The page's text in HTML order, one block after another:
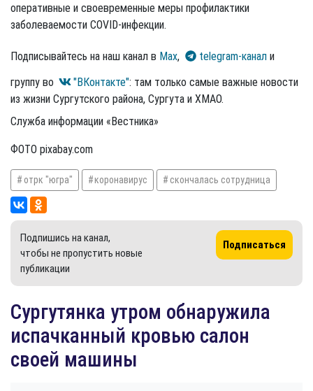
оперативные и своевременные меры профилактики
заболеваемости COVID-инфекции.
Подписывайтесь на наш канал в Max, telegram-канал и
группу во
"ВКонтакте": там только самые важные новости
из жизни Сургутского района, Сургута и ХМАО.
Служба информации «Вестника»
ФОТО pixabay.com
отрк "югра" коронавирус скончалась сотрудница
Подпишись на канал,
чтобы не пропустить новые
публикации
Подписаться
Сургутянка утром обнаружила
испачканный кровью салон
своей машины